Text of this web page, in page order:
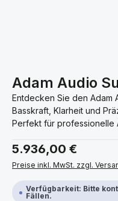
Adam Audio
Entdecken Sie den Adam
Basskraft, Klarheit und
Perfekt für professionelle
Regulärer Preis:
5.936,00 €
Preise inkl. MwSt. zzgl.
Verfügbarkeit: Bitte
Fällen.